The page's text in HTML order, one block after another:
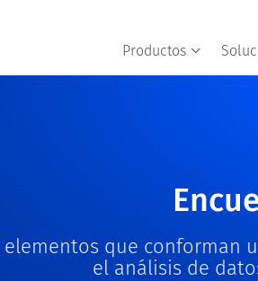
Productos
elementos que conforman
el análisis de